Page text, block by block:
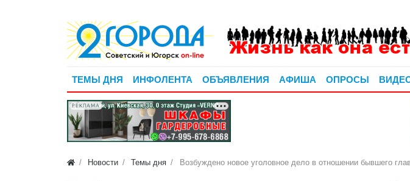
ТЕМЫ ДНЯ ИНФОЛЕНТА ОБЪЯВЛЕНИЯ АФИША ОПРОСЫ
РЕКЛАМА
Новости Темы дня Возбуждено новое уголовное дело в отношении бывшего